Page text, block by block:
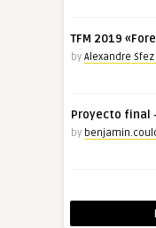
TFM 2019
by Alexandre
Proyecto final
by